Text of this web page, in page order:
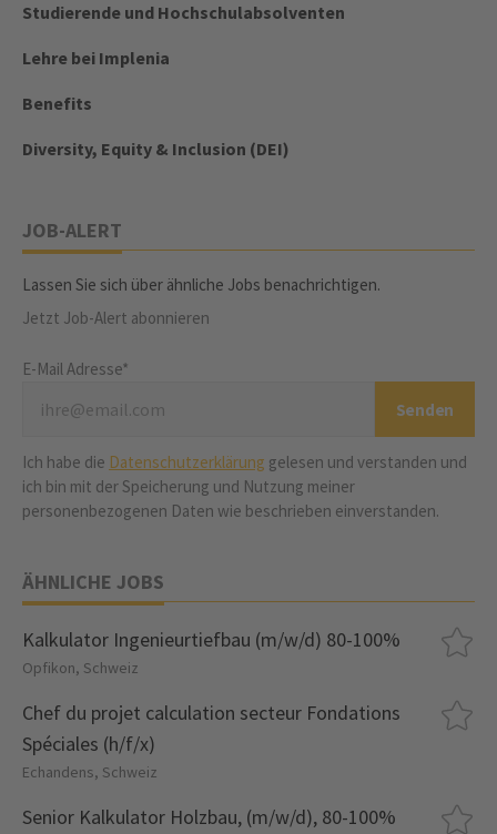
Studierende und Hochschulabsolventen
Lehre bei Implenia
Benefits
Diversity, Equity & Inclusion (DEI)
JOB-ALERT
Lassen Sie sich über ähnliche Jobs benachrichtigen.
Jetzt Job-Alert abonnieren
E-Mail Adresse*
Ich habe die Datenschutzerklärung gelesen und verstanden und
ich bin mit der Speicherung und Nutzung meiner
personenbezogenen Daten wie beschrieben einverstanden.
ÄHNLICHE JOBS
Kalkulator Ingenieurtiefbau (m/w/d) 80-100%
Opfikon, Schweiz
Chef du projet calculation secteur Fondations
Spéciales (h/f/x)
Echandens, Schweiz
Senior Kalkulator Holzbau, (m/w/d), 80-100%